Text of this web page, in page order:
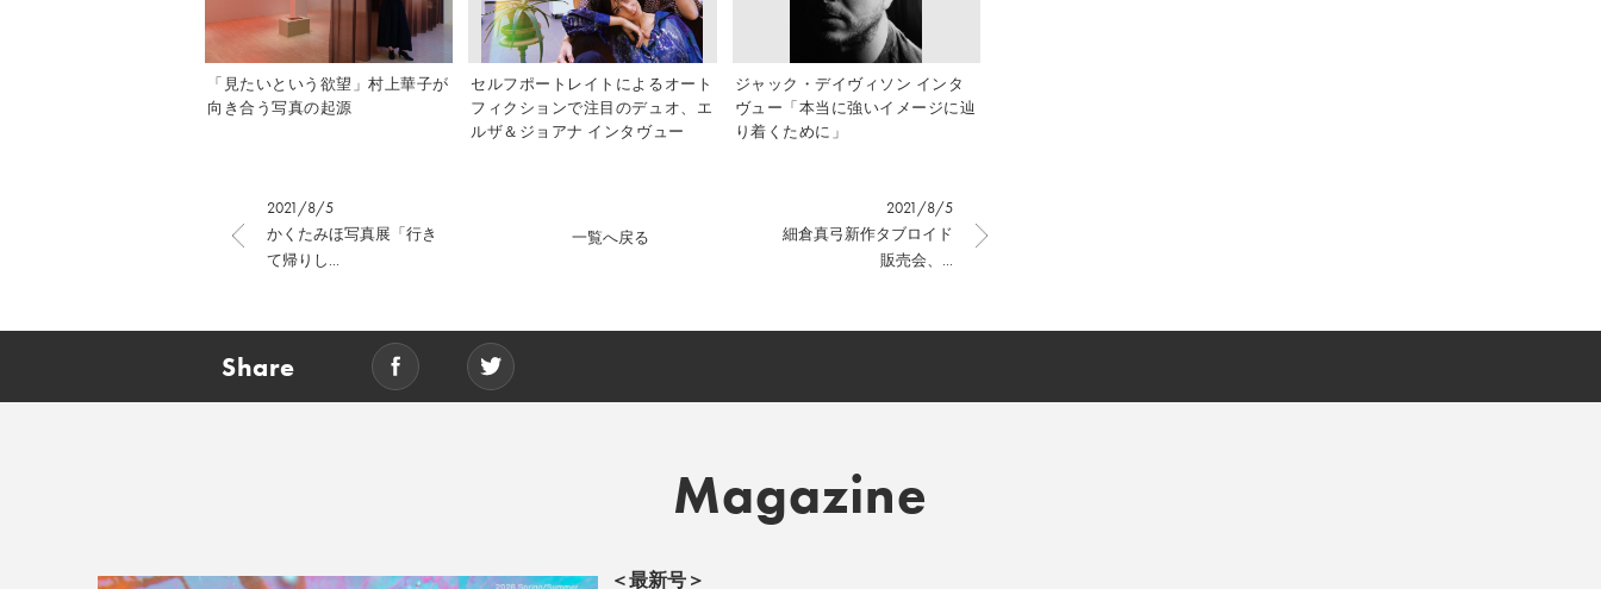
「見たいという欲望」村上華子が
向き合う写真の起源
セルフポートレイトによるオート
フィクションで注目のデュオ、エ
ルザ＆ジョアナ インタヴュー
ジャック・デイヴィソン インタ
ヴュー「本当に強いイメージに辿
り着くために」
2021/8/5
かくたみほ写真展「行き
て帰りし...
2021/8/5
細倉真弓新作タブロイド
販売会、...
一覧へ戻る
Share
Magazine
＜最新号＞